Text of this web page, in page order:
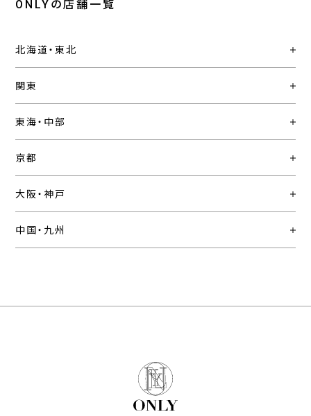
ONLYの店舗一覧
北海道・東北
関東
東海・中部
京都
大阪・神戸
中国・九州